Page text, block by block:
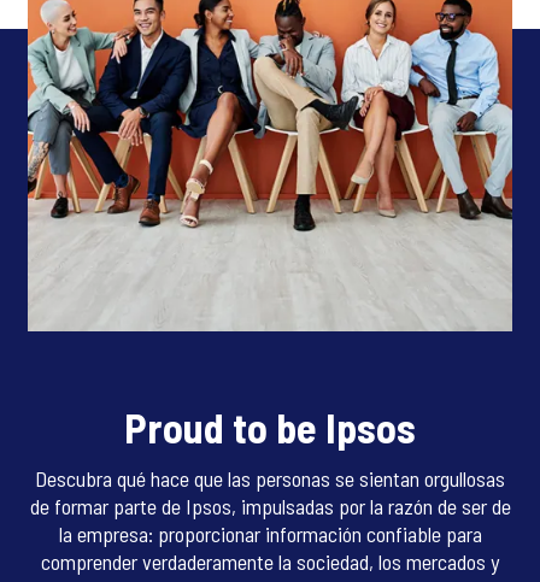
Proud to be Ipsos
Descubra qué hace que las personas se sientan orgullosas
de formar parte de Ipsos, impulsadas por la razón de ser de
la empresa: proporcionar información confiable para
comprender verdaderamente la sociedad, los mercados y